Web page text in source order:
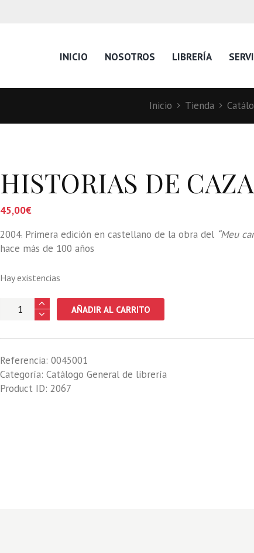
INICIO NOSOTROS LIBRERÍA
Inicio Tienda
HISTORIAS DE CAZA
45,00€
2004. Primera edición en castellano de la obra del “Meu
hace más de 100 años
Hay existencias
HISTORIAS
AÑADIR AL CARRITO
Referencia: 0045001
Categoría: Catálogo General de librería
Product ID: 2067